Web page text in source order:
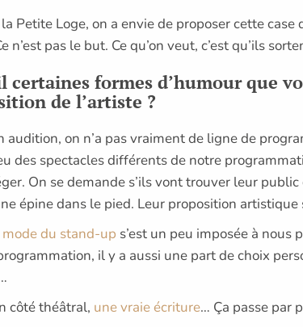
Petite Loge, on a envie de proposer cette
n’est pas le but. Ce qu’on veut, c’est qu’ils
certaines formes d’humour que
de l’artiste ?
audition, on n’a pas vraiment de ligne de
des spectacles différents de notre
On se demande s’ils vont trouver leur
épine dans le pied. Leur proposition artistique
mode du stand-up s’est un peu imposée à
il y a aussi une part de choix
côté théâtral, une vraie écriture… Ça passe par